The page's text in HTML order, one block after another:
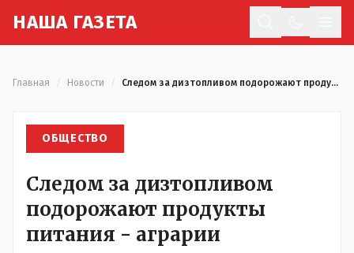
НАША ГАЗЕТА
Главная Новости Следом за дизтопливом подорожают продукты питания - аграрии
ОБЩЕСТВО
Следом за дизтопливом
подорожают продукты
питания - аграрии